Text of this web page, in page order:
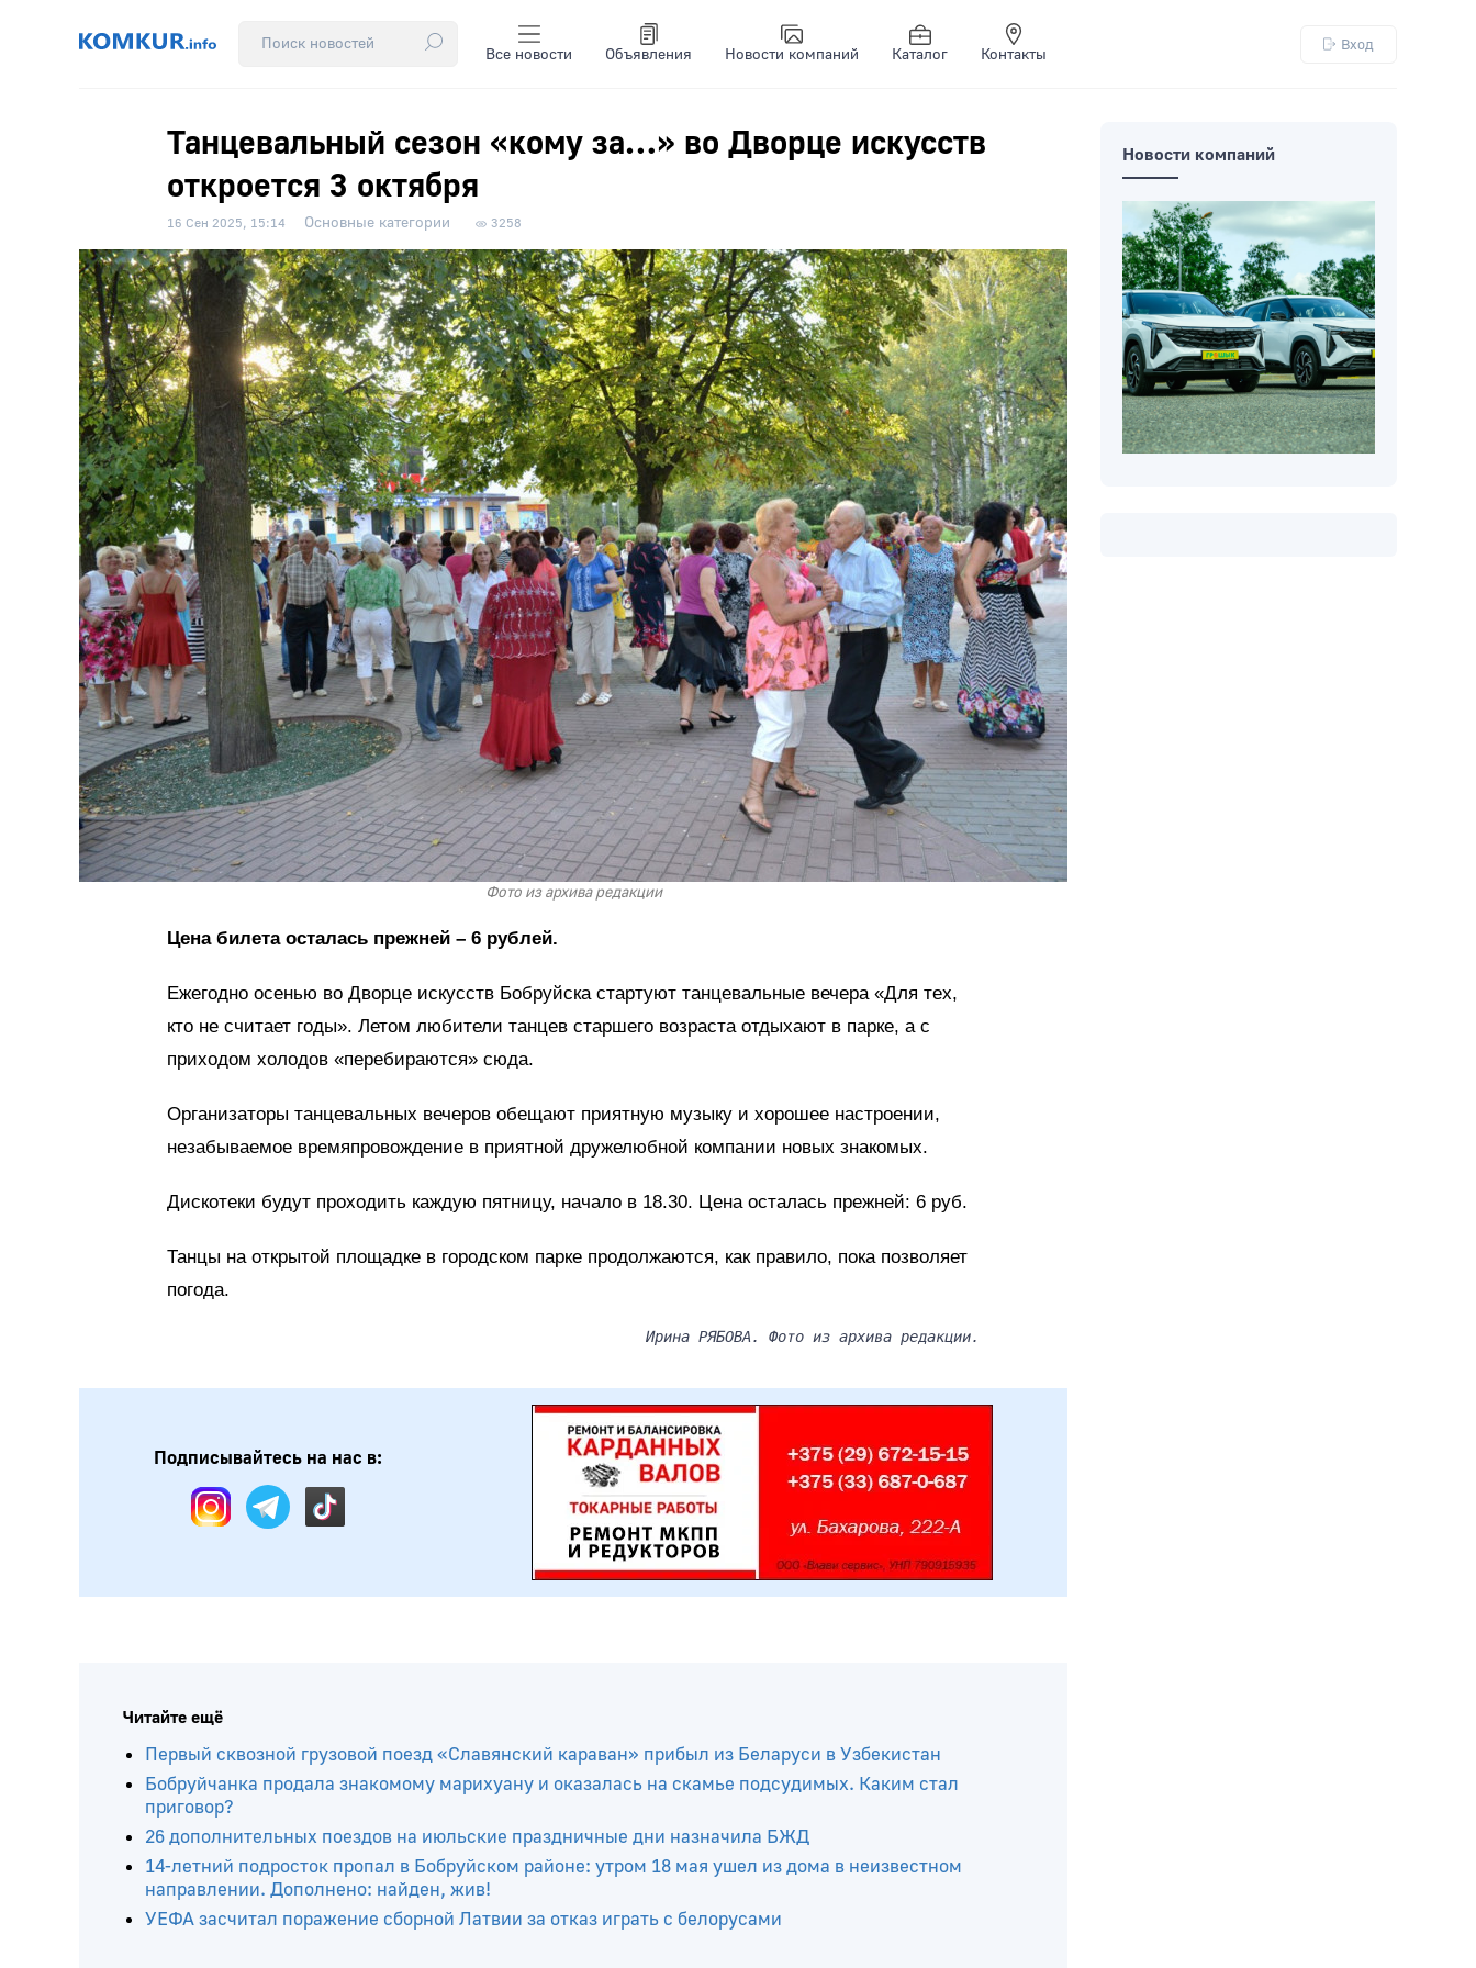
Все новости Объявления Новости компаний Каталог Контакты
Вход
Танцевальный сезон «кому за…» во Дворце искусств
откроется 3 октября
16 Сен 2025, 15:14 Основные категории 3258
Фото из архива редакции
Цена билета осталась прежней – 6 рублей.
Ежегодно осенью во Дворце искусств Бобруйска стартуют танцевальные вечера «Для тех,
кто не считает годы». Летом любители танцев старшего возраста отдыхают в парке, а с
приходом холодов «перебираются» сюда.
Организаторы танцевальных вечеров обещают приятную музыку и хорошее настроении,
незабываемое времяпровождение в приятной дружелюбной компании новых знакомых.
Дискотеки будут проходить каждую пятницу, начало в 18.30. Цена осталась прежней: 6 руб.
Танцы на открытой площадке в городском парке продолжаются, как правило, пока позволяет
погода.
Ирина РЯБОВА. Фото из архива редакции.
Подписывайтесь на нас в:
Читайте ещё
Первый сквозной грузовой поезд «Славянский караван» прибыл из Беларуси в Узбекистан
Бобруйчанка продала знакомому марихуану и оказалась на скамье подсудимых. Каким стал
приговор?
26 дополнительных поездов на июльские праздничные дни назначила БЖД
14-летний подросток пропал в Бобруйском районе: утром 18 мая ушел из дома в неизвестном
направлении. Дополнено: найден, жив!
УЕФА засчитал поражение сборной Латвии за отказ играть с белорусами
Новости компаний